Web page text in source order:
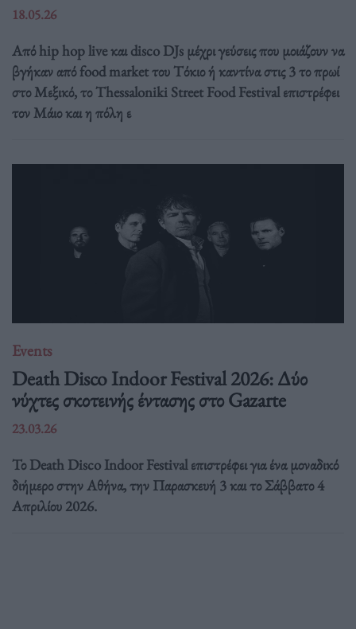
18.05.26
Από hip hop live και disco DJs μέχρι γεύσεις που μοιάζουν να
βγήκαν από food market του Τόκιο ή καντίνα στις 3 το πρωί
στο Μεξικό, το Thessaloniki Street Food Festival επιστρέφει
τον Μάιο και η πόλη ε
Events
Death Disco Indoor Festival 2026: Δύο
νύχτες σκοτεινής έντασης στο Gazarte
23.03.26
Το Death Disco Indoor Festival επιστρέφει για ένα μοναδικό
διήμερο στην Αθήνα, την Παρασκευή 3 και το Σάββατο 4
Απριλίου 2026.